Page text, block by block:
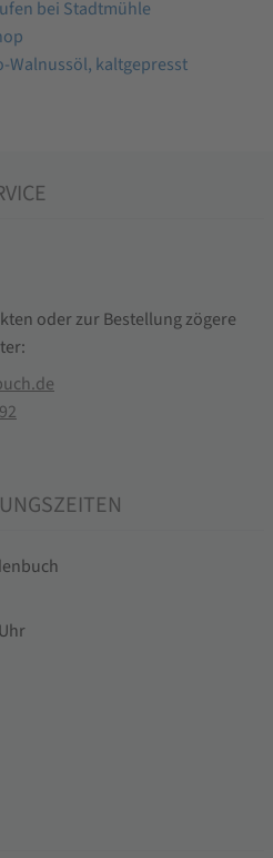
Walnussöl, kaltgepresst
oder zur Bestellung zögere